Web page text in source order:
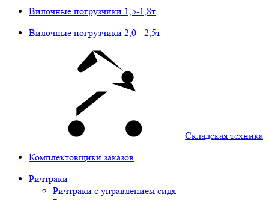
Вилочные погрузчики 1,5-1,8т
Вилочные погрузчики 2,0 - 2,5т
Складская техника
Комплектовщики заказов
Ричтраки
Ричтраки с управлением сидя